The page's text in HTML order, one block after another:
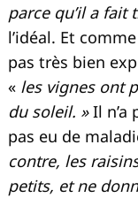
parce qu’il a fait
l’idéal. Et
pas très bien
« les vignes ont
du soleil. »Il n’a
pas eu de
contre, les
petits, et ne